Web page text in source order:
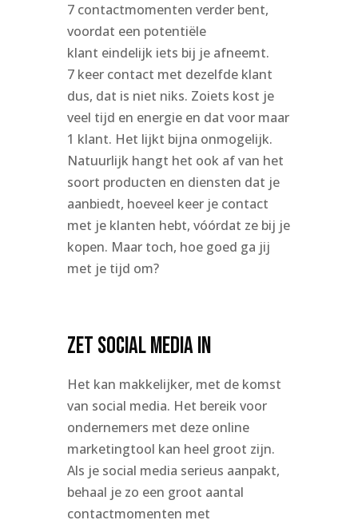
7 contactmomenten verder bent,
voordat een potentiële
klant eindelijk iets bij je afneemt.
7 keer contact met dezelfde klant
dus, dat is niet niks. Zoiets kost je
veel tijd en energie en dat voor maar
1 klant. Het lijkt bijna onmogelijk.
Natuurlijk hangt het ook af van het
soort producten en diensten dat je
aanbiedt, hoeveel keer je contact
met je klanten hebt, vóórdat ze bij je
kopen. Maar toch, hoe goed ga jij
met je tijd om?
Zet social media in
Het kan makkelijker, met de komst
van social media. Het bereik voor
ondernemers met deze online
marketingtool kan heel groot zijn.
Als je social media serieus aanpakt,
behaal je zo een groot aantal
contactmomenten met